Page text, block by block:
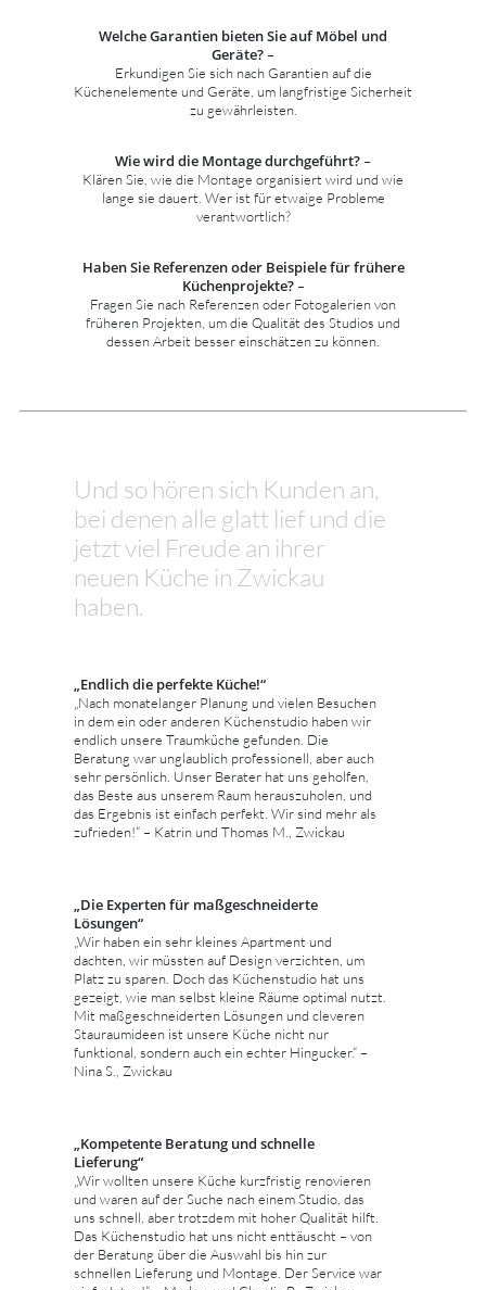
Welche Garantien bieten Sie auf Möbel und
Geräte? –
Erkundigen Sie sich nach Garantien auf die
Küchenelemente und Geräte, um langfristige Sicherheit
zu gewährleisten.
Wie wird die Montage durchgeführt? –
Klären Sie, wie die Montage organisiert wird und wie
lange sie dauert. Wer ist für etwaige Probleme
verantwortlich?
Haben Sie Referenzen oder Beispiele für frühere
Küchenprojekte? –
Fragen Sie nach Referenzen oder Fotogalerien von
früheren Projekten, um die Qualität des Studios und
dessen Arbeit besser einschätzen zu können.
Und so hören sich Kunden an,
bei denen alle glatt lief und die
jetzt viel Freude an ihrer
neuen Küche in Zwickau
haben.
„Endlich die perfekte Küche!“
„Nach monatelanger Planung und vielen Besuchen
in dem ein oder anderen Küchenstudio haben wir
endlich unsere Traumküche gefunden. Die
Beratung war unglaublich professionell, aber auch
sehr persönlich. Unser Berater hat uns geholfen,
das Beste aus unserem Raum herauszuholen, und
das Ergebnis ist einfach perfekt. Wir sind mehr als
zufrieden!“ – Katrin und Thomas M., Zwickau
„Die Experten für maßgeschneiderte
Lösungen“
„Wir haben ein sehr kleines Apartment und
dachten, wir müssten auf Design verzichten, um
Platz zu sparen. Doch das Küchenstudio hat uns
gezeigt, wie man selbst kleine Räume optimal nutzt.
Mit maßgeschneiderten Lösungen und cleveren
Stauraumideen ist unsere Küche nicht nur
funktional, sondern auch ein echter Hingucker.“ –
Nina S., Zwickau
„Kompetente Beratung und schnelle
Lieferung“
„Wir wollten unsere Küche kurzfristig renovieren
und waren auf der Suche nach einem Studio, das
uns schnell, aber trotzdem mit hoher Qualität hilft.
Das Küchenstudio hat uns nicht enttäuscht – von
der Beratung über die Auswahl bis hin zur
schnellen Lieferung und Montage. Der Service war